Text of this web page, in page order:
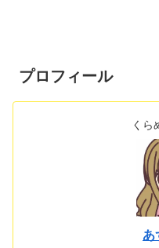
プロフィール
くら
あ